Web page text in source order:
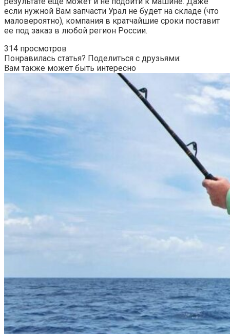
если нужной Вам запчасти Урал не будет на складе (что
маловероятно), компания в кратчайшие сроки поставит
ее под заказ в любой регион России.
314 просмотров
Понравилась статья? Поделиться с друзьями:
Вам также может быть интересно